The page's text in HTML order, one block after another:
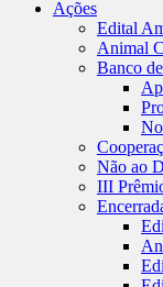
Ações
Edital
Animal
Banco
Não ao
III